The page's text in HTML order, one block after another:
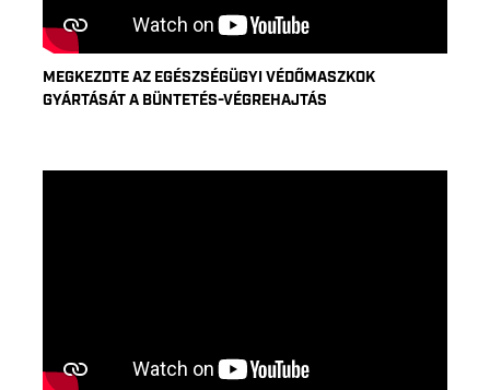
MEGKEZDTE AZ EGÉSZSÉGÜGYI VÉDŐMASZKOK
GYÁRTÁSÁT A BÜNTETÉS-VÉGREHAJTÁS